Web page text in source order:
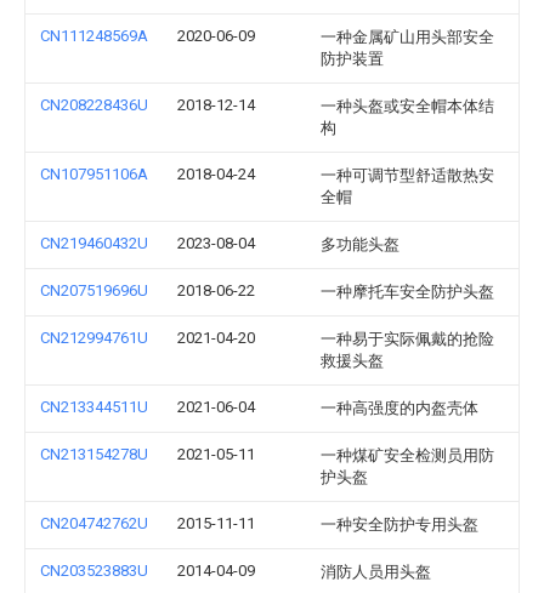
CN111248569A 2020-06-09
一种金属矿山用头部安全
防护装置
CN208228436U 2018-12-14
一种头盔或安全帽本体结
构
CN107951106A 2018-04-24
一种可调节型舒适散热安
全帽
CN219460432U 2023-08-04 多功能头盔
CN207519696U 2018-06-22 一种摩托车安全防护头盔
CN212994761U 2021-04-20
一种易于实际佩戴的抢险
救援头盔
CN213344511U 2021-06-04 一种高强度的内盔壳体
CN213154278U 2021-05-11
一种煤矿安全检测员用防
护头盔
CN204742762U 2015-11-11 一种安全防护专用头盔
CN203523883U 2014-04-09 消防人员用头盔